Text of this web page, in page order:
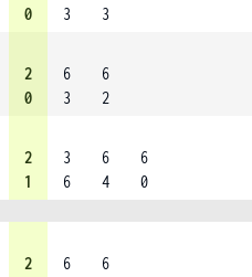
0 3
3
2
0
6
3
6
2
2
1
3
6
6
4
6
0
2
6
6